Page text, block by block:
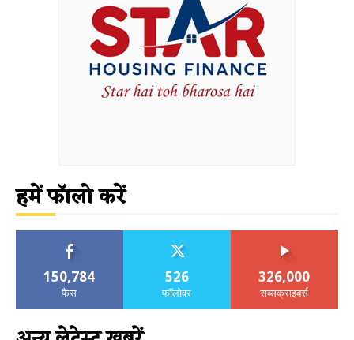
हमें फॉलो करें
150,784
फैंस
526
फॉलोवर
326,000
सब्सक्राइबर्स